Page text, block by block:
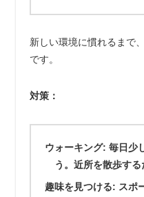
新しい環境に慣れるまで
です。
対策：
ウォーキング: 毎日少
う。近所を散歩す
趣味を見つける: スポ